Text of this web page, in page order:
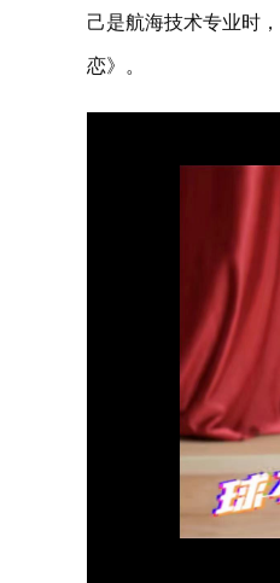
己是航海技术专业时
恋》。